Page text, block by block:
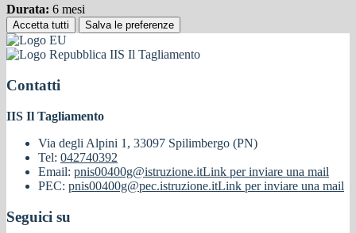
Durata: 6 mesi
Accetta tutti Salva le preferenze
IIS Il Tagliamento
Contatti
IIS Il Tagliamento
Via degli Alpini 1, 33097 Spilimbergo (PN)
Tel: 042740392
Email: pnis00400g@istruzione.itLink per inviare una mail
PEC: pnis00400g@pec.istruzione.itLink per inviare una mail
Seguici su